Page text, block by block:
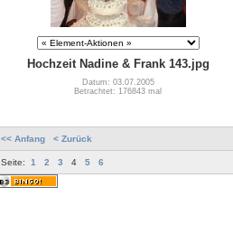
Hochzeit Nadine & Frank 143.jpg
Datum: 03.07.2005
Betrachtet: 176843 mal
<< Anfang < Zurück
Seite: 1 2 3 4 5 6